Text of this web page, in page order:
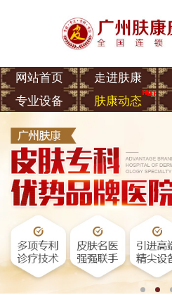
网站首页 走进肤康
专业设备
肤康动态